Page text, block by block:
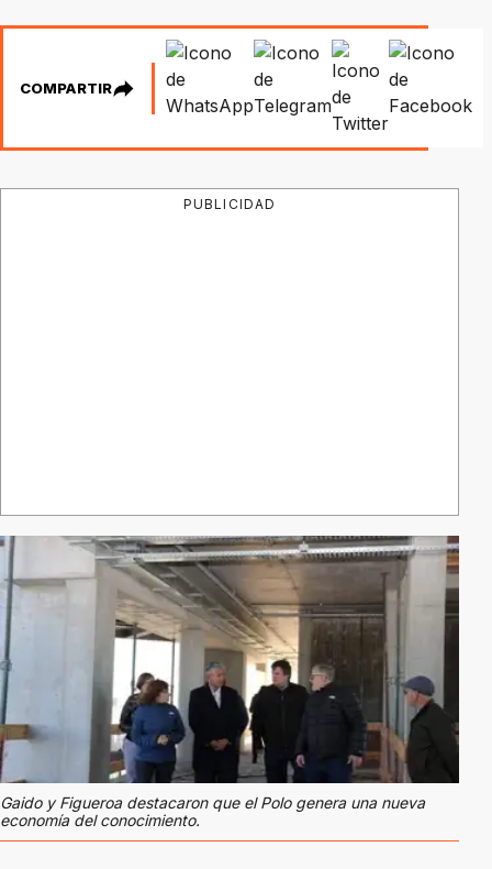
COMPARTIR
PUBLICIDAD
Gaido y Figueroa destacaron que el Polo genera una nueva
economía del conocimiento.